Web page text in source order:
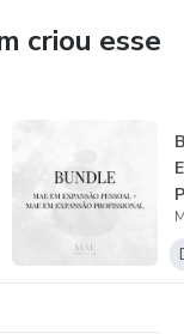
criou esse